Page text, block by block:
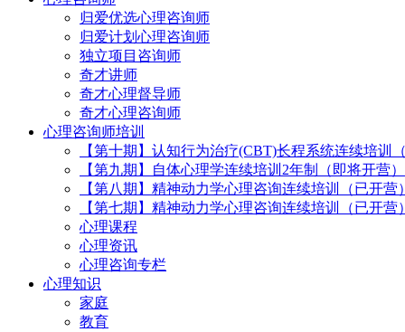
归爱优选心理咨询师
归爱计划心理咨询师
独立项目咨询师
奇才讲师
奇才心理督导师
奇才心理咨询师
心理咨询师培训
【第十期】认知行为治疗(CBT)长程系统连续培训
【第九期】自体心理学连续培训2年制（即将开营）
【第八期】精神动力学心理咨询连续培训（已开营）
【第七期】精神动力学心理咨询连续培训（已开营）
心理课程
心理资讯
心理咨询专栏
心理知识
家庭
教育